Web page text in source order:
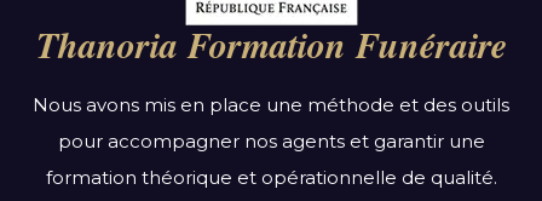
Bourgogne-Franche-Comté
Bretagne
Centre-Val de Loire
Grand Est
Hauts-de-France
Thanoria Formation Funéraire
Nous avons mis en place une méthode et des outils
pour accompagner nos agents et garantir une
formation théorique et opérationnelle de qualité.